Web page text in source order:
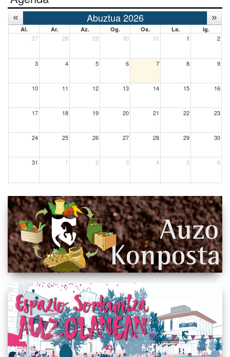
Abuztua 2026
Al. Ar. Az. Og. Os. La. Ig.
27 28 29 30 31 1 2
3 4 5 6 7 8 9
10 11 12 13 14 15 16
17 18 19 20 21 22 23
24 25 26 27 28 29 30
31 1 2 3 4 5 6